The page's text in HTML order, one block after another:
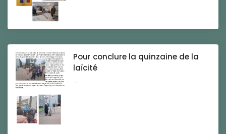
Pour conclure la quinzaine de la
laïcité
...